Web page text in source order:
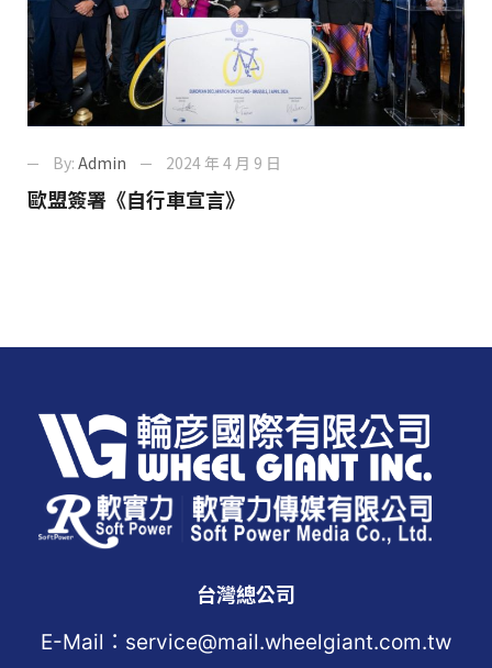
By: Admin 2024 年 4 月 9 日
歐盟簽署《自行車宣言》
台灣總公司
E-Mail：service@mail.wheelgiant.com.tw